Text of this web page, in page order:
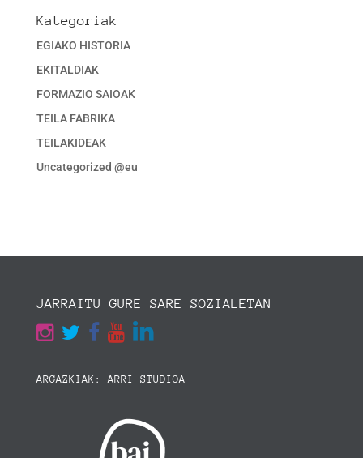
Kategoriak
EGIAKO HISTORIA
EKITALDIAK
FORMAZIO SAIOAK
TEILA FABRIKA
TEILAKIDEAK
Uncategorized @eu
JARRAITU GURE SARE SOZIALETAN
ARGAZKIAK: ARRI STUDIOA